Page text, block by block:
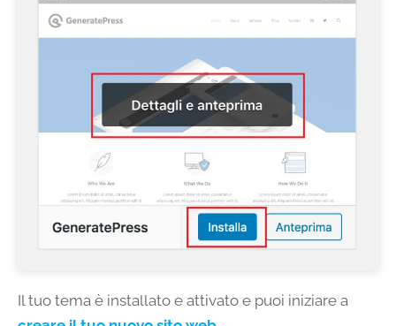
Il tuo tema è installato e attivato e puoi iniziare a